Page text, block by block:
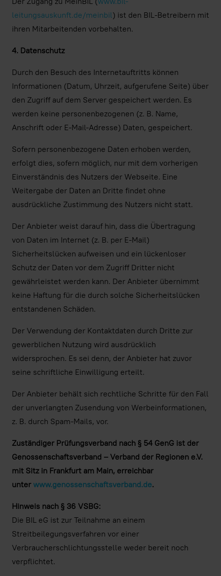
leitungsauskunft.de/meinbil) ist den BIL-Betreibern mit
ihren Mitarbeitenden vorbehalten.
4. Datenschutz
Durch den Besuch des Internetauftritts können
Informationen (Datum, Uhrzeit, aufgerufene Seite) über
den Zugriff auf dem Server gespeichert werden. Es
werden keine personenbezogenen (z. B. Name,
Anschrift oder E-Mail-Adresse) Daten, gespeichert.
Sofern personenbezogene Daten erhoben werden,
erfolgt dies, sofern möglich, nur mit dem vorherigen
Einverständnis des Nutzers der Webseite. Eine
Weitergabe der Daten an Dritte findet ohne
ausdrückliche Zustimmung des Nutzers nicht statt.
Der Anbieter weist darauf hin, dass die Übertragung
von Daten im Internet (z. B. per E-Mail)
Sicherheitslücken aufweisen und ein lückenloser
Schutz der Daten vor dem Zugriff Dritter nicht
gewährleistet werden kann. Der Anbieter übernimmt
keine Haftung für die durch solche Sicherheitslücken
entstandenen Schäden.
Der Verwendung der Kontaktdaten durch Dritte zur
gewerblichen Nutzung wird ausdrücklich
widersprochen. Es sei denn, der Anbieter hat zuvor
seine schriftliche Einwilligung erteilt.
Der Anbieter behält sich rechtliche Schritte für den Fall
der unverlangten Zusendung von Werbeinformationen,
z. B. durch Spam-Mails, vor.
Zuständiger Prüfungsverband nach § 54 GenG ist der
Genossenschaftsverband – Verband der Regionen e.V.
mit Sitz in Frankfurt am Main, erreichbar
unter www.genossenschaftsverband.de.
Hinweis nach § 36 VSBG:
Die BIL eG ist zur Teilnahme an einem
Streitbeilegungsverfahren vor einer
Verbraucherschlichtungsstelle weder bereit noch
verpflichtet.